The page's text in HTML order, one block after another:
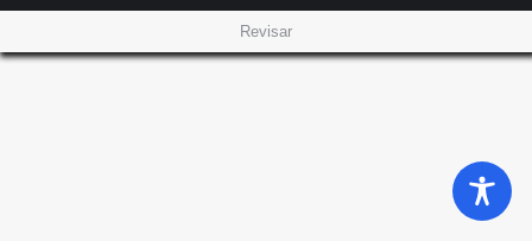
Revisar